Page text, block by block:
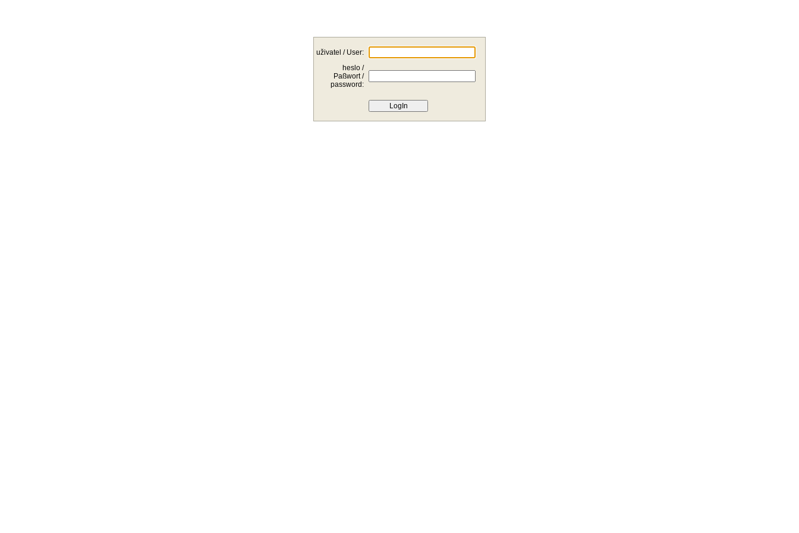
uživatel / User:
heslo /
Paßwort /
password: